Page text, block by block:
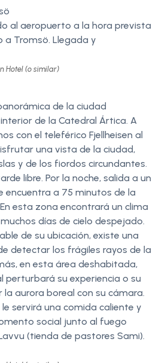
al aeropuerto a la hora prevista
a Tromsö. Llegada y
Hotel (o similar)
de la ciudad
de la Catedral Ártica. A
con el teleférico Fjellheisen al
una vista de la ciudad,
y de los fiordos circundantes.
libre. Por la noche, salida a un
encuentra a 75 minutos de la
esta zona encontrará un clima
días de cielo despejado.
de su ubicación, existe una
detectar los frágiles rayos de la
en esta área deshabitada,
perturbará su experiencia o su
aurora boreal con su cámara.
servirá una comida caliente y
social junto al fuego
(tienda de pastores Sami).